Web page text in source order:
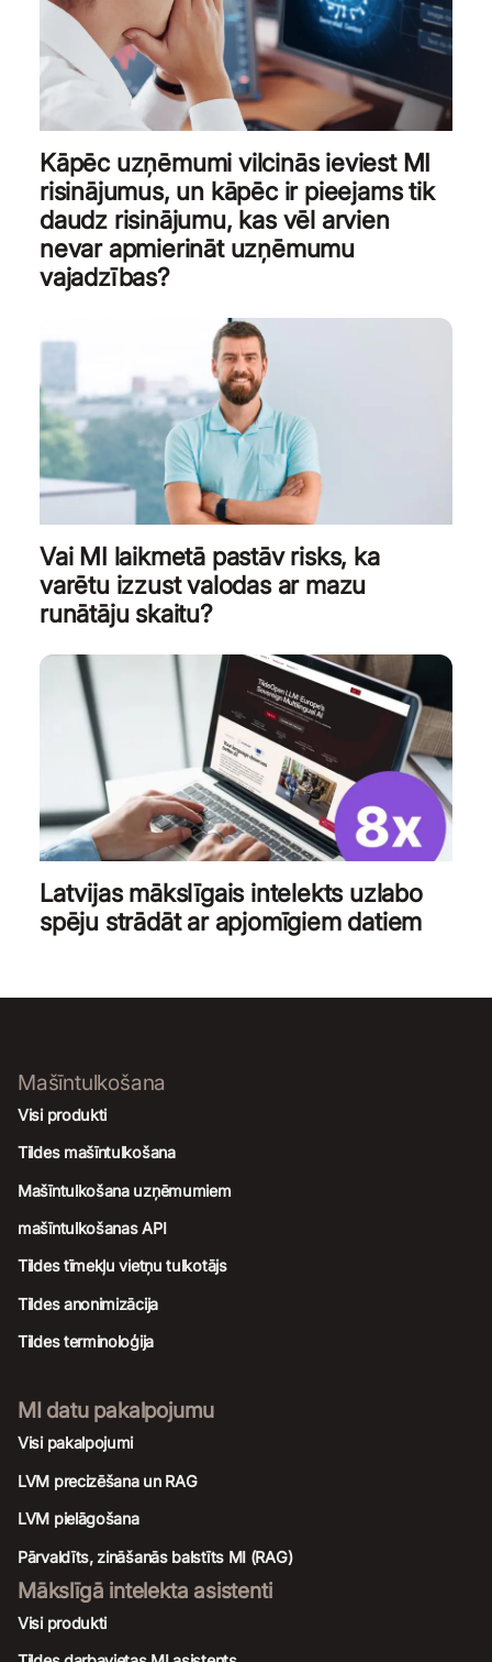
Kāpēc uzņēmumi vilcinās ieviest MI
risinājumus, un kāpēc ir pieejams tik
daudz risinājumu, kas vēl arvien
nevar apmierināt uzņēmumu
vajadzības?
Vai MI laikmetā pastāv risks, ka
varētu izzust valodas ar mazu
runātāju skaitu?
Latvijas mākslīgais intelekts uzlabo
spēju strādāt ar apjomīgiem datiem
Mašīntulkošana
Visi produkti
Tildes mašīntulkošana
Mašīntulkošana uzņēmumiem
mašīntulkošanas API
Tildes tīmekļu vietņu tulkotājs
Tildes anonimizācija
Tildes terminoloģija
MI datu pakalpojumu
Visi pakalpojumi
LVM precizēšana un RAG
LVM pielāgošana
Pārvaldīts, zināšanās balstīts MI (RAG)
Mākslīgā intelekta asistenti
Visi produkti